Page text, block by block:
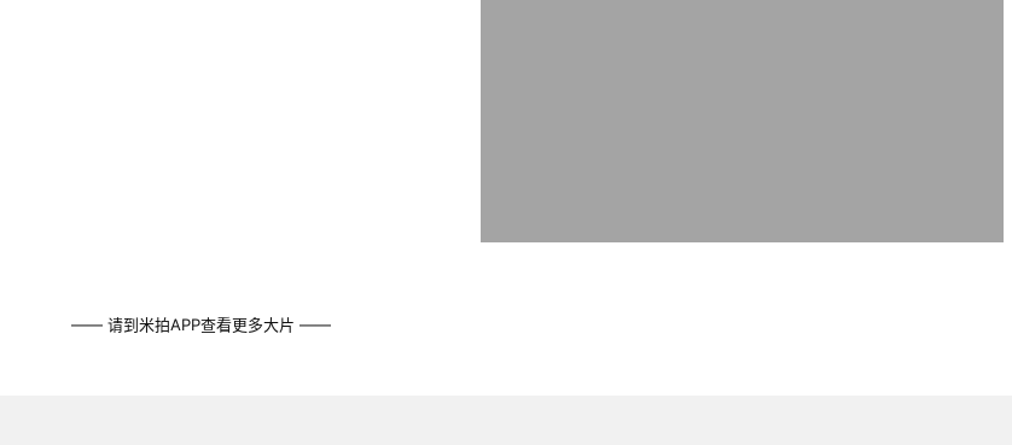
—— 请到米拍APP查看更多大片 ——